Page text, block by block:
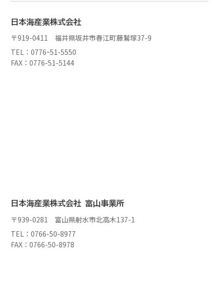
日本海産業株式会社
〒919-0411 福井県坂井市春江町藤鷲塚37-9
TEL：0776ｰ51-5550
FAX：0776-51-5144
日本海産業株式会社 富山事業所
〒939-0281 富山県射水市北高木137-1
TEL：0766-50-8977
FAX：0766-50-8978